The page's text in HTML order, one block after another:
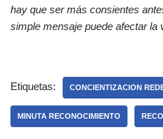
hay que ser más consientes
simple mensaje puede afectar la
Etiquetas: CONCIENTIZACION
MINUTA RECONOCIMIENTO